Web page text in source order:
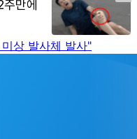
상 발사체 발사"